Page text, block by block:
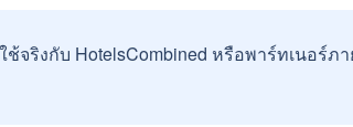
จริงกับ HotelsCombined หรือพาร์ทเนอร์ภ